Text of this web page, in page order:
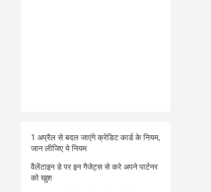
1 अप्रैल से बदल जाएंगे क्रेडिट कार्ड के नियम,
जान लीजिए ये नियम
वैलेंटाइन डे पर इन गैजेट्स से करे अपने पार्टनर
को खुश